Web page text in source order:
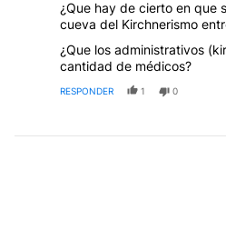
¿Que hay de cierto en que
cueva del Kirchnerismo
¿Que los administrativos
cantidad de médicos?
RESPONDER 1 0